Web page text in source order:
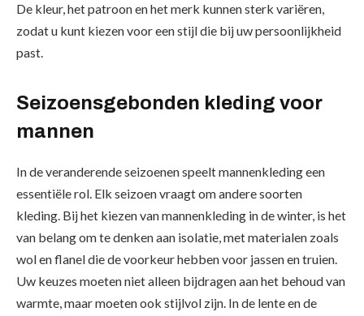
De kleur, het patroon en het merk kunnen sterk variëren,
zodat u kunt kiezen voor een stijl die bij uw persoonlijkheid
past.
Seizoensgebonden kleding voor
mannen
In de veranderende seizoenen speelt mannenkleding een
essentiële rol. Elk seizoen vraagt ​​om andere soorten
kleding. Bij het kiezen van mannenkleding in de winter, is het
van belang om te denken aan isolatie, met materialen zoals
wol en flanel die de voorkeur hebben voor jassen en truien.
Uw keuzes moeten niet alleen bijdragen aan het behoud van
warmte, maar moeten ook stijlvol zijn. In de lente en de